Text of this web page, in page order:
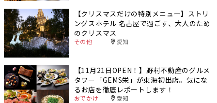
【クリスマスだけの特別メニュー】ストリ
ングスホテル 名古屋で過ごす、大人のため
のクリスマス
その他 愛知
【11月21日OPEN！】野村不動産のグルメ
タワー「GEMS栄」が東海初出店。気にな
るお店を徹底レポートします！
おでかけ 愛知